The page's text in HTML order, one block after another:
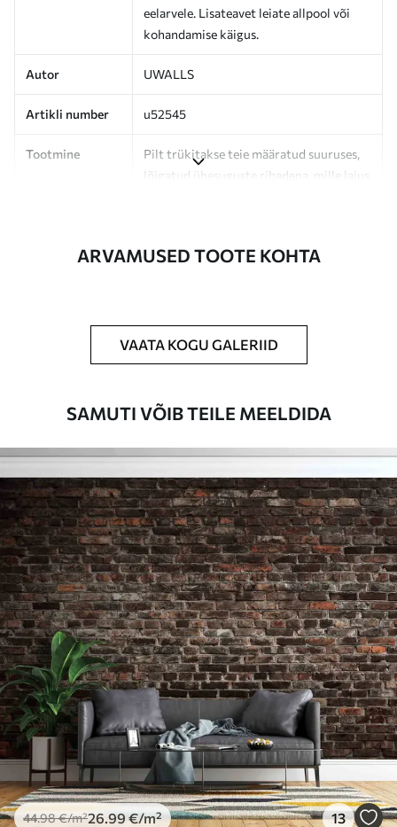
eelarvele. Lisateavet leiate allpool või
kohandamise käigus.
Autor UWALLS
Artikli number u52545
Tootmine
Pilt trükitakse teie määratud suuruses,
lõigatud ühesuguste ribadena, mille laius
Saadaolevad materjalid
Standard
44.98 26.99€/m²
Premium
56.6734.00 €/m²
Premium vinüül
65.0039.00€/m²
Peel and Stick
81.6749 .00 €/m²
ARVAMUSED TOOTE KOHTA
VAATA KOGU GALERIID
SAMUTI VÕIB TEILE MEELDIDA
44.98€/m²26.99 €/m² 13